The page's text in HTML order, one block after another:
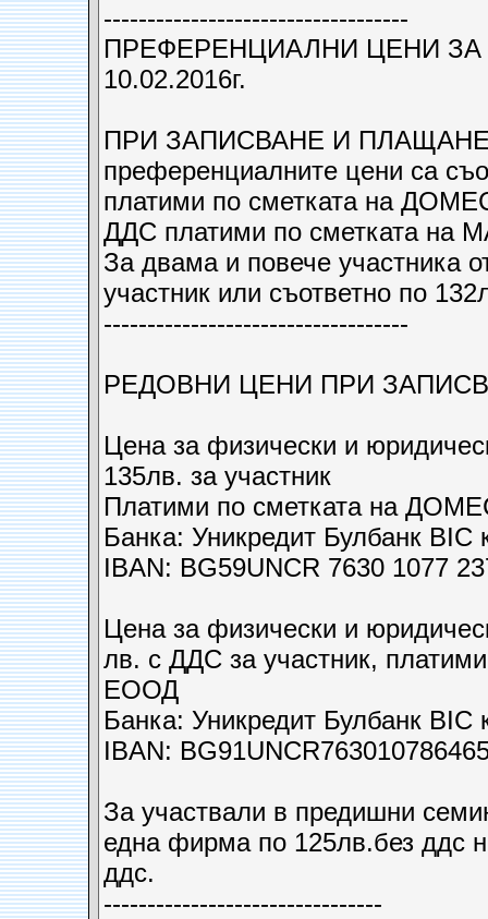
-----------------------------------
ПРЕ­ФЕРЕНЦИАЛНИ ЦЕНИ
10.02.2016г.
ПРИ ЗАПИСВАНЕ И ПЛАЩАНЕ
преференциалните цени са
платими по сметката на
ДДС платими по сметката
За двама и повече участника
участник или съответно по
----------------------------------­-
РЕДОВНИ ЦЕНИ ПРИ
Цена за физически и
135лв. за участник
Платими по сметката на
Банка: Уникредит Булбанк BIC
IBAN: BG59UNCR 7630 1077
Цена за физически и
лв. с ДДС за участник,
ЕООД
Банка: Уникредит Булбанк BIC
IBAN:
За участвали в предишни
една фирма по 125лв.без ддс
ддс.
--------------------------------